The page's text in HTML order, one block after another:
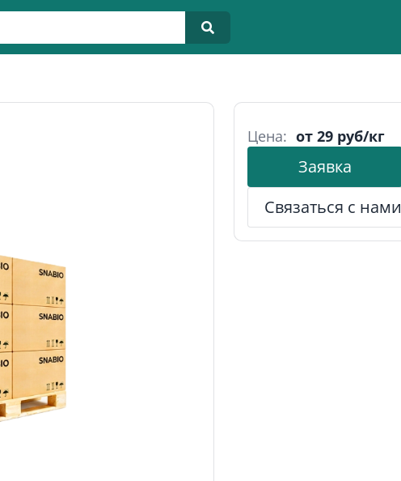
Цена: от 29 руб/кг
Заявка
Связаться с нами